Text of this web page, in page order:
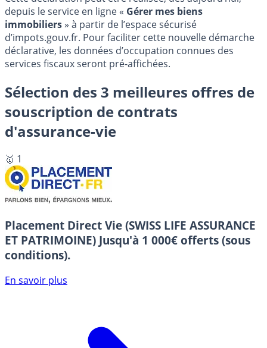
depuis le service en ligne « Gérer mes biens
immobiliers» à partir de l’espace sécurisé
d’impots.gouv.fr. Pour faciliter cette nouvelle démarche
déclarative, les données d’occupation connues des
services fiscaux seront pré-affichées.
Sélection des 3 meilleures offres de
souscription de contrats
d'assurance-vie
🥇 1
Placement Direct Vie (SWISS LIFE ASSURANCE
ET PATRIMOINE) Jusqu'à 1 000€ offerts (sous
conditions).
En savoir plus